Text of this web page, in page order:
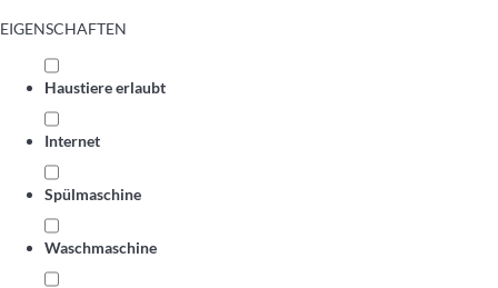
EIGENSCHAFTEN
Haustiere erlaubt
Internet
Spülmaschine
Waschmaschine